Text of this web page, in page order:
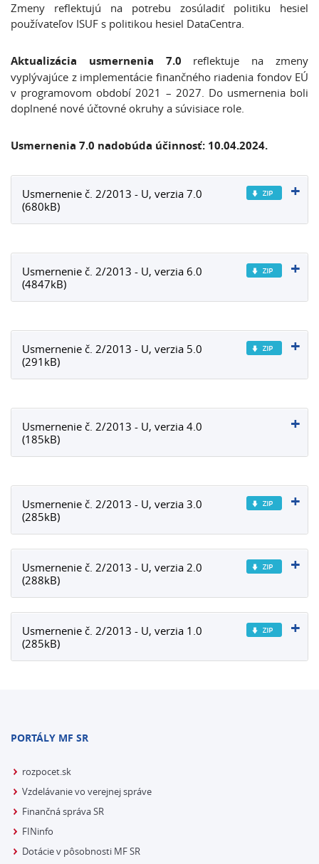
Zmeny reflektujú na potrebu zosúladiť politiku hesiel
používateľov ISUF s politikou hesiel DataCentra.
Aktualizácia usmernenia 7.0 reflektuje na zmeny
vyplývajúce z implementácie finančného riadenia fondov EÚ
v programovom období 2021 – 2027. Do usmernenia boli
doplnené nové účtovné okruhy a súvisiace role.
Usmernenia 7.0 nadobúda účinnosť: 10.04.2024.
Usmernenie č. 2/2013 - U, verzia 7.0
(680kB)
Usmernenie č. 2/2013 - U, verzia 6.0
(4847kB)
Usmernenie č. 2/2013 - U, verzia 5.0
(291kB)
Usmernenie č. 2/2013 - U, verzia 4.0
(185kB)
Usmernenie č. 2/2013 - U, verzia 3.0
(285kB)
Usmernenie č. 2/2013 - U, verzia 2.0
(288kB)
Usmernenie č. 2/2013 - U, verzia 1.0
(285kB)
PORTÁLY MF SR
rozpocet.sk
Vzdelávanie vo verejnej správe
Finančná správa SR
FINinfo
Dotácie v pôsobnosti MF SR